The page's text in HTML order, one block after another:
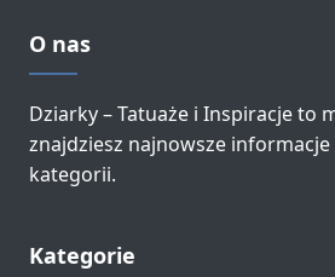
O nas
Dziarky – Tatuaże i Inspiracje to
znajdziesz najnowsze informacje
kategorii.
Kategorie